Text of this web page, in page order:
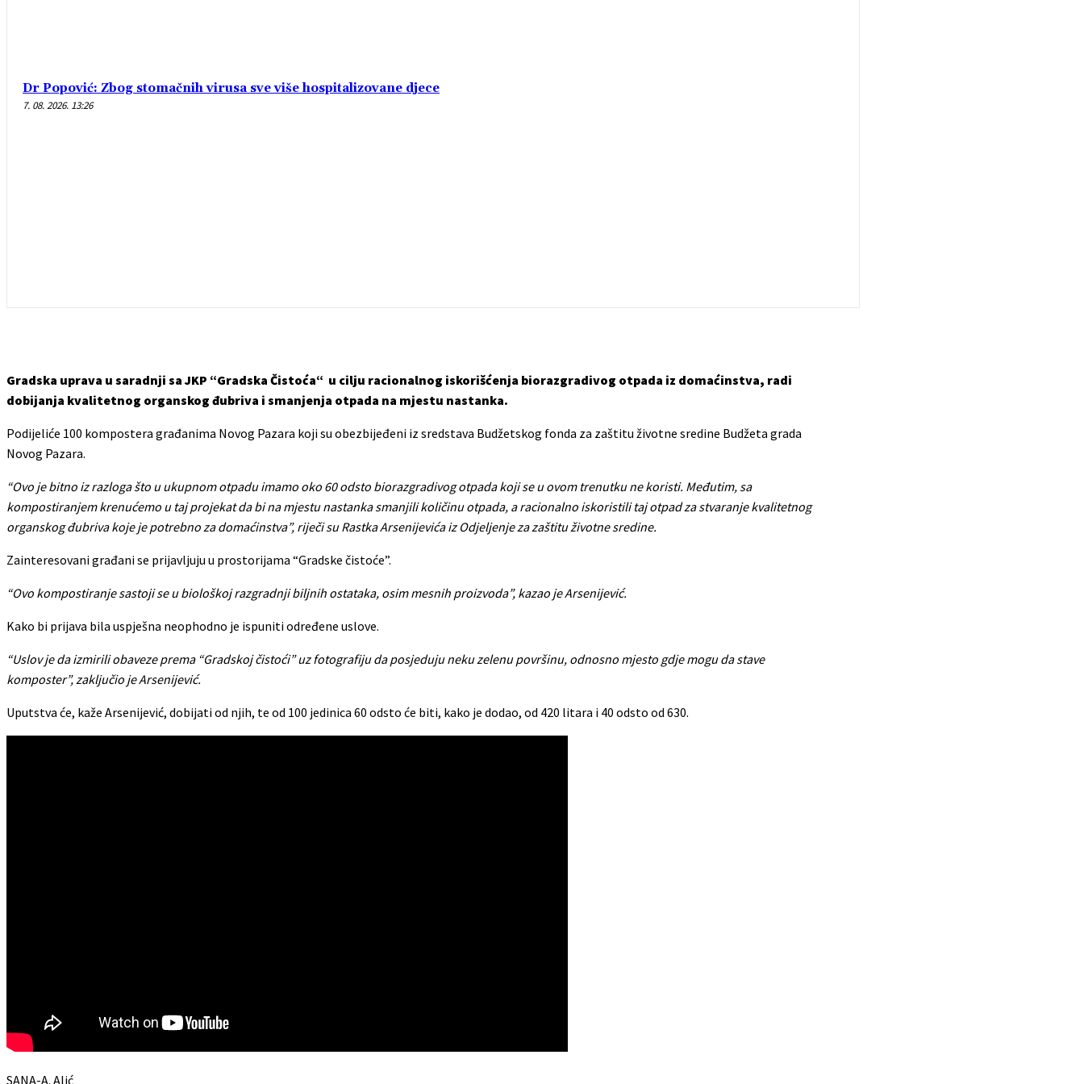
Dr Popović: Zbog stomačnih virusa sve više hospitalizovane djece
7. 08. 2026. 13:26
Gradska uprava u saradnji sa JKP “Gradska Čistoća“ u cilju racionalnog iskorišćenja biorazgradivog otpada iz domaćinstva, radi
dobijanja kvalitetnog organskog đubriva i smanjenja otpada na mjestu nastanka.
Podijeliće 100 kompostera građanima Novog Pazara koji su obezbijeđeni iz sredstava Budžetskog fonda za zaštitu životne sredine Budžeta grada
Novog Pazara.
“Ovo je bitno iz razloga što u ukupnom otpadu imamo oko 60 odsto biorazgradivog otpada koji se u ovom trenutku ne koristi. Međutim, sa
kompostiranjem krenućemo u taj projekat da bi na mjestu nastanka smanjili količinu otpada, a racionalno iskoristili taj otpad za stvaranje kvalitetnog
organskog đubriva koje je potrebno za domaćinstva”, riječi su Rastka Arsenijevića iz Odjeljenje za zaštitu životne sredine.
Zainteresovani građani se prijavljuju u prostorijama “Gradske čistoće”.
“Ovo kompostiranje sastoji se u biološkoj razgradnji biljnih ostataka, osim mesnih proizvoda”, kazao je Arsenijević.
Kako bi prijava bila uspješna neophodno je ispuniti određene uslove.
“Uslov je da izmirili obaveze prema “Gradskoj čistoći” uz fotografiju da posjeduju neku zelenu površinu, odnosno mjesto gdje mogu da stave
komposter”, zaključio je Arsenijević.
Uputstva će, kaže Arsenijević, dobijati od njih, te od 100 jedinica 60 odsto će biti, kako je dodao, od 420 litara i 40 odsto od 630.
SANA-A. Alić